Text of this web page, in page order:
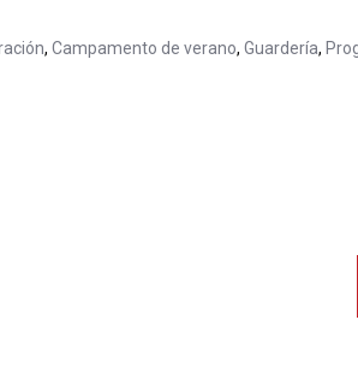
, Campamento de verano, Guardería,